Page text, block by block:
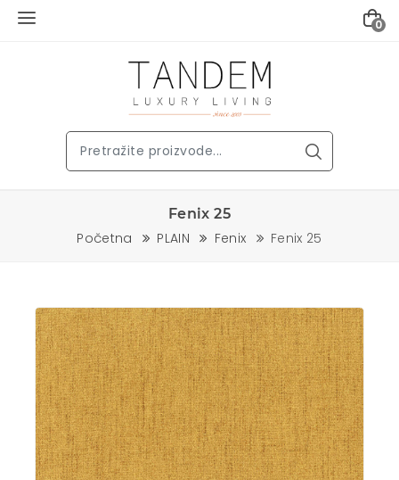
0
Fenix 25
Početna PLAIN Fenix Fenix 25